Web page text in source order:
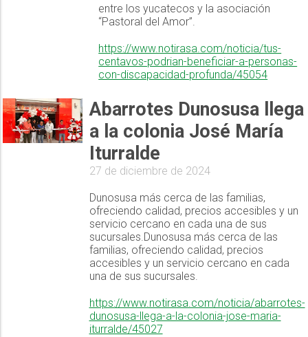
entre los yucatecos y la asociación
“Pastoral del Amor”.
https://www.notirasa.com/noticia/tus-
centavos-podrian-beneficiar-a-personas-
con-discapacidad-profunda/45054
Abarrotes Dunosusa llega
a la colonia José María
Iturralde
27 de diciembre de 2024
Dunosusa más cerca de las familias,
ofreciendo calidad, precios accesibles y un
servicio cercano en cada una de sus
sucursales.Dunosusa más cerca de las
familias, ofreciendo calidad, precios
accesibles y un servicio cercano en cada
una de sus sucursales.
https://www.notirasa.com/noticia/abarrotes-
dunosusa-llega-a-la-colonia-jose-maria-
iturralde/45027